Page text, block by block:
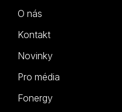
O nás
Kontakt
Novinky
Pro média
Fonergy